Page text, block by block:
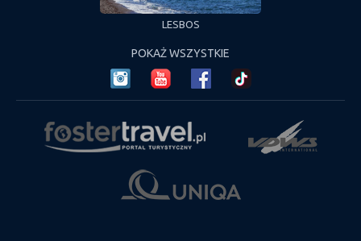
LESBOS
POKAŻ WSZYSTKIE